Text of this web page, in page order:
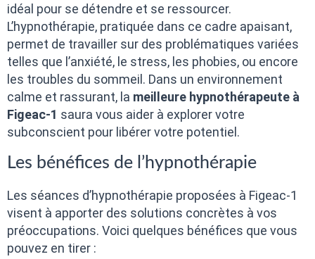
idéal pour se détendre et se ressourcer.
L’hypnothérapie, pratiquée dans ce cadre apaisant,
permet de travailler sur des problématiques variées
telles que l’anxiété, le stress, les phobies, ou encore
les troubles du sommeil. Dans un environnement
calme et rassurant, la meilleure hypnothérapeute à
Figeac-1 saura vous aider à explorer votre
subconscient pour libérer votre potentiel.
Les bénéfices de l’hypnothérapie
Les séances d’hypnothérapie proposées à Figeac-1
visent à apporter des solutions concrètes à vos
préoccupations. Voici quelques bénéfices que vous
pouvez en tirer :